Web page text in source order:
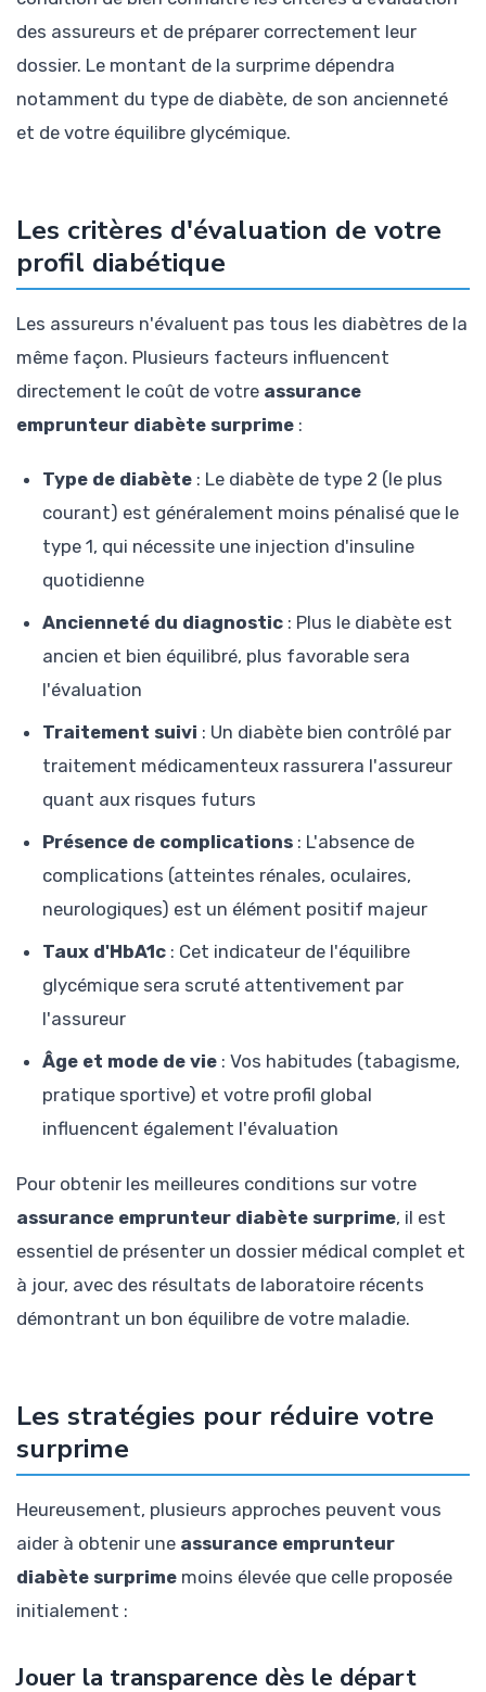
des assureurs et de préparer correctement leur
dossier. Le montant de la surprime dépendra
notamment du type de diabète, de son ancienneté
et de votre équilibre glycémique.
Les critères d'évaluation de votre
profil diabétique
Les assureurs n'évaluent pas tous les diabètres de la
même façon. Plusieurs facteurs influencent
directement le coût de votre assurance
emprunteur diabète surprime :
Type de diabète : Le diabète de type 2 (le plus
courant) est généralement moins pénalisé que le
type 1, qui nécessite une injection d'insuline
quotidienne
Ancienneté du diagnostic : Plus le diabète est
ancien et bien équilibré, plus favorable sera
l'évaluation
Traitement suivi : Un diabète bien contrôlé par
traitement médicamenteux rassurera l'assureur
quant aux risques futurs
Présence de complications : L'absence de
complications (atteintes rénales, oculaires,
neurologiques) est un élément positif majeur
Taux d'HbA1c : Cet indicateur de l'équilibre
glycémique sera scruté attentivement par
l'assureur
Âge et mode de vie : Vos habitudes (tabagisme,
pratique sportive) et votre profil global
influencent également l'évaluation
Pour obtenir les meilleures conditions sur votre
assurance emprunteur diabète surprime, il est
essentiel de présenter un dossier médical complet et
à jour, avec des résultats de laboratoire récents
démontrant un bon équilibre de votre maladie.
Les stratégies pour réduire votre
surprime
Heureusement, plusieurs approches peuvent vous
aider à obtenir une assurance emprunteur
diabète surprime moins élevée que celle proposée
initialement :
Jouer la transparence dès le départ